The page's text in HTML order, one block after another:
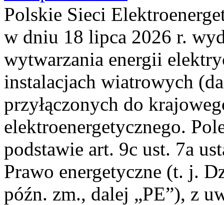
Polskie Sieci
w dniu 18 lipca 2026 r.
wytwarzania energii
instalacjach wiatrowych
przyłączonych do
elektroenergetycznego.
podstawie art. 9c ust. 7a
Prawo energetyczne (t. j.
późn. zm., dalej „PE”), z